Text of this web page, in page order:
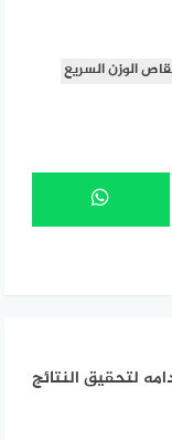
الوزن السريع
لتحقيق النتائج